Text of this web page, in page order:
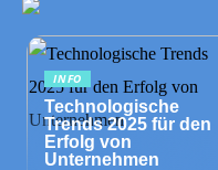
INFO
Technologische
Trends 2025 für den
Erfolg von
Unternehmen